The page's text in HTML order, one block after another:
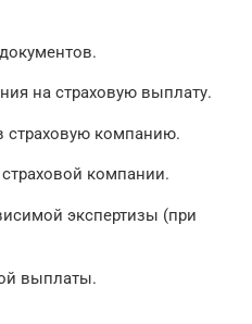
на страховую выплату.
страховую компанию.
компании.
экспертизы (при
выплаты.